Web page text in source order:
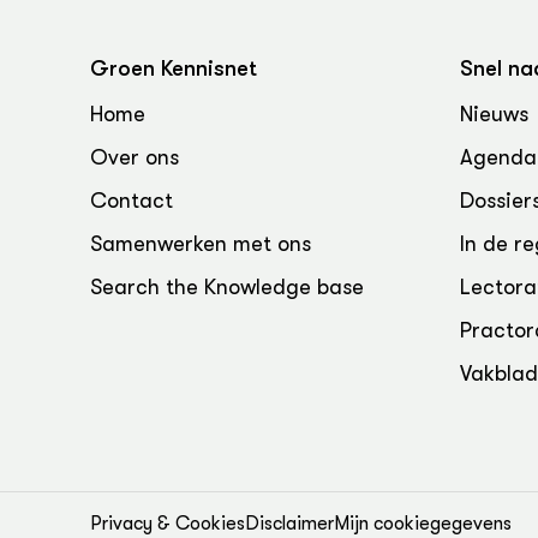
Groen Kennisnet
Home
Over ons
Contact
Samenwerken met ons
Search the Knowledge base
Snel
Nieuws
Agenda
In de
Privacy & Cookies DisclaimerMijn cookiegegevens